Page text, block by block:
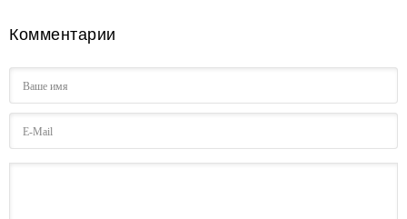
Комментарии